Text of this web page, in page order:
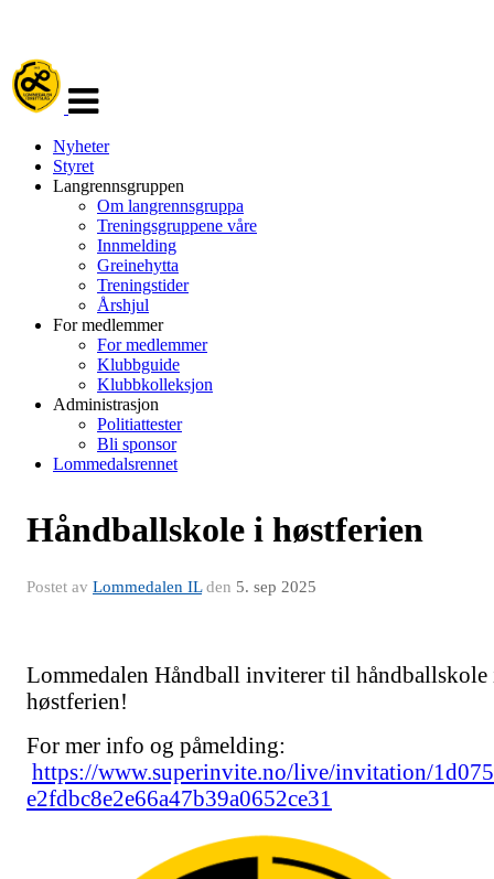
navigasjon
Nyheter
Styret
Langrennsgruppen
Om langrennsgruppa
Treningsgruppene våre
Innmelding
Greinehytta
Treningstider
Årshjul
For medlemmer
For medlemmer
Klubbguide
Klubbkolleksjon
Administrasjon
Politiattester
Bli sponsor
Lommedalsrennet
Håndballskole i høstferien
Postet av Lommedalen ILden 5. sep 2025
Lommedalen Håndball inviterer til håndballskole
høstferien!
For mer info og påmelding:
https://www.superinvite.no/live/invitation/1d075
e2fdbc8e2e66a47b39a0652ce31